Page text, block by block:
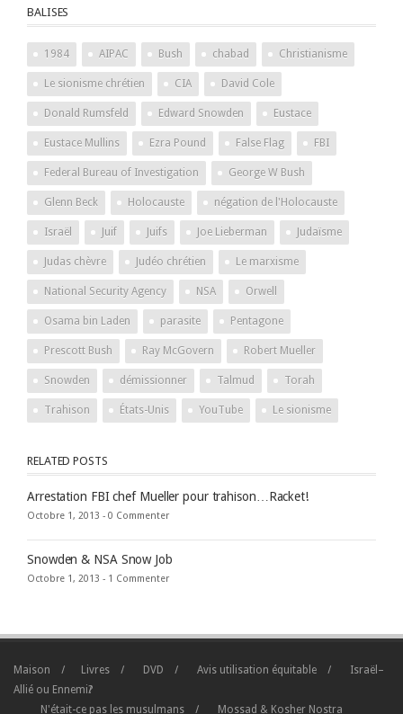
BALISES
1984 AIPAC Bush chabad Christianisme
Le sionisme chrétien CIA David Cole
Donald Rumsfeld Edward Snowden Eustace
Eustace Mullins Ezra Pound False Flag FBI
Federal Bureau of Investigation George W Bush
Glenn Beck Holocauste négation de l'Holocauste
Israël Juif Juifs Joe Lieberman Judaïsme
Judas chèvre Judéo chrétien Le marxisme
National Security Agency NSA Orwell
Osama bin Laden parasite Pentagone
Prescott Bush Ray McGovern Robert Mueller
Snowden démissionner Talmud Torah
Trahison États-Unis YouTube Le sionisme
RELATED POSTS
Arrestation FBI chef Mueller pour trahison…Racket!
Octobre 1, 2013 - 0 Commenter
Snowden & NSA Snow Job
Octobre 1, 2013 - 1 Commenter
Maison Livres DVD Avis utilisation équitable
Israël–
Allié ou Ennemi?
N'était-ce pas les musulmans
Mossad & Kosher Nostra